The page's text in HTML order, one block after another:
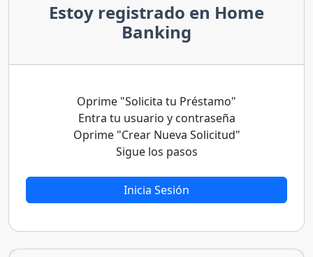
Estoy registrado en Home
Banking
Oprime "Solicita tu Préstamo"
Entra tu usuario y contraseña
Oprime "Crear Nueva Solicitud"
Sigue los pasos
Inicia Sesión